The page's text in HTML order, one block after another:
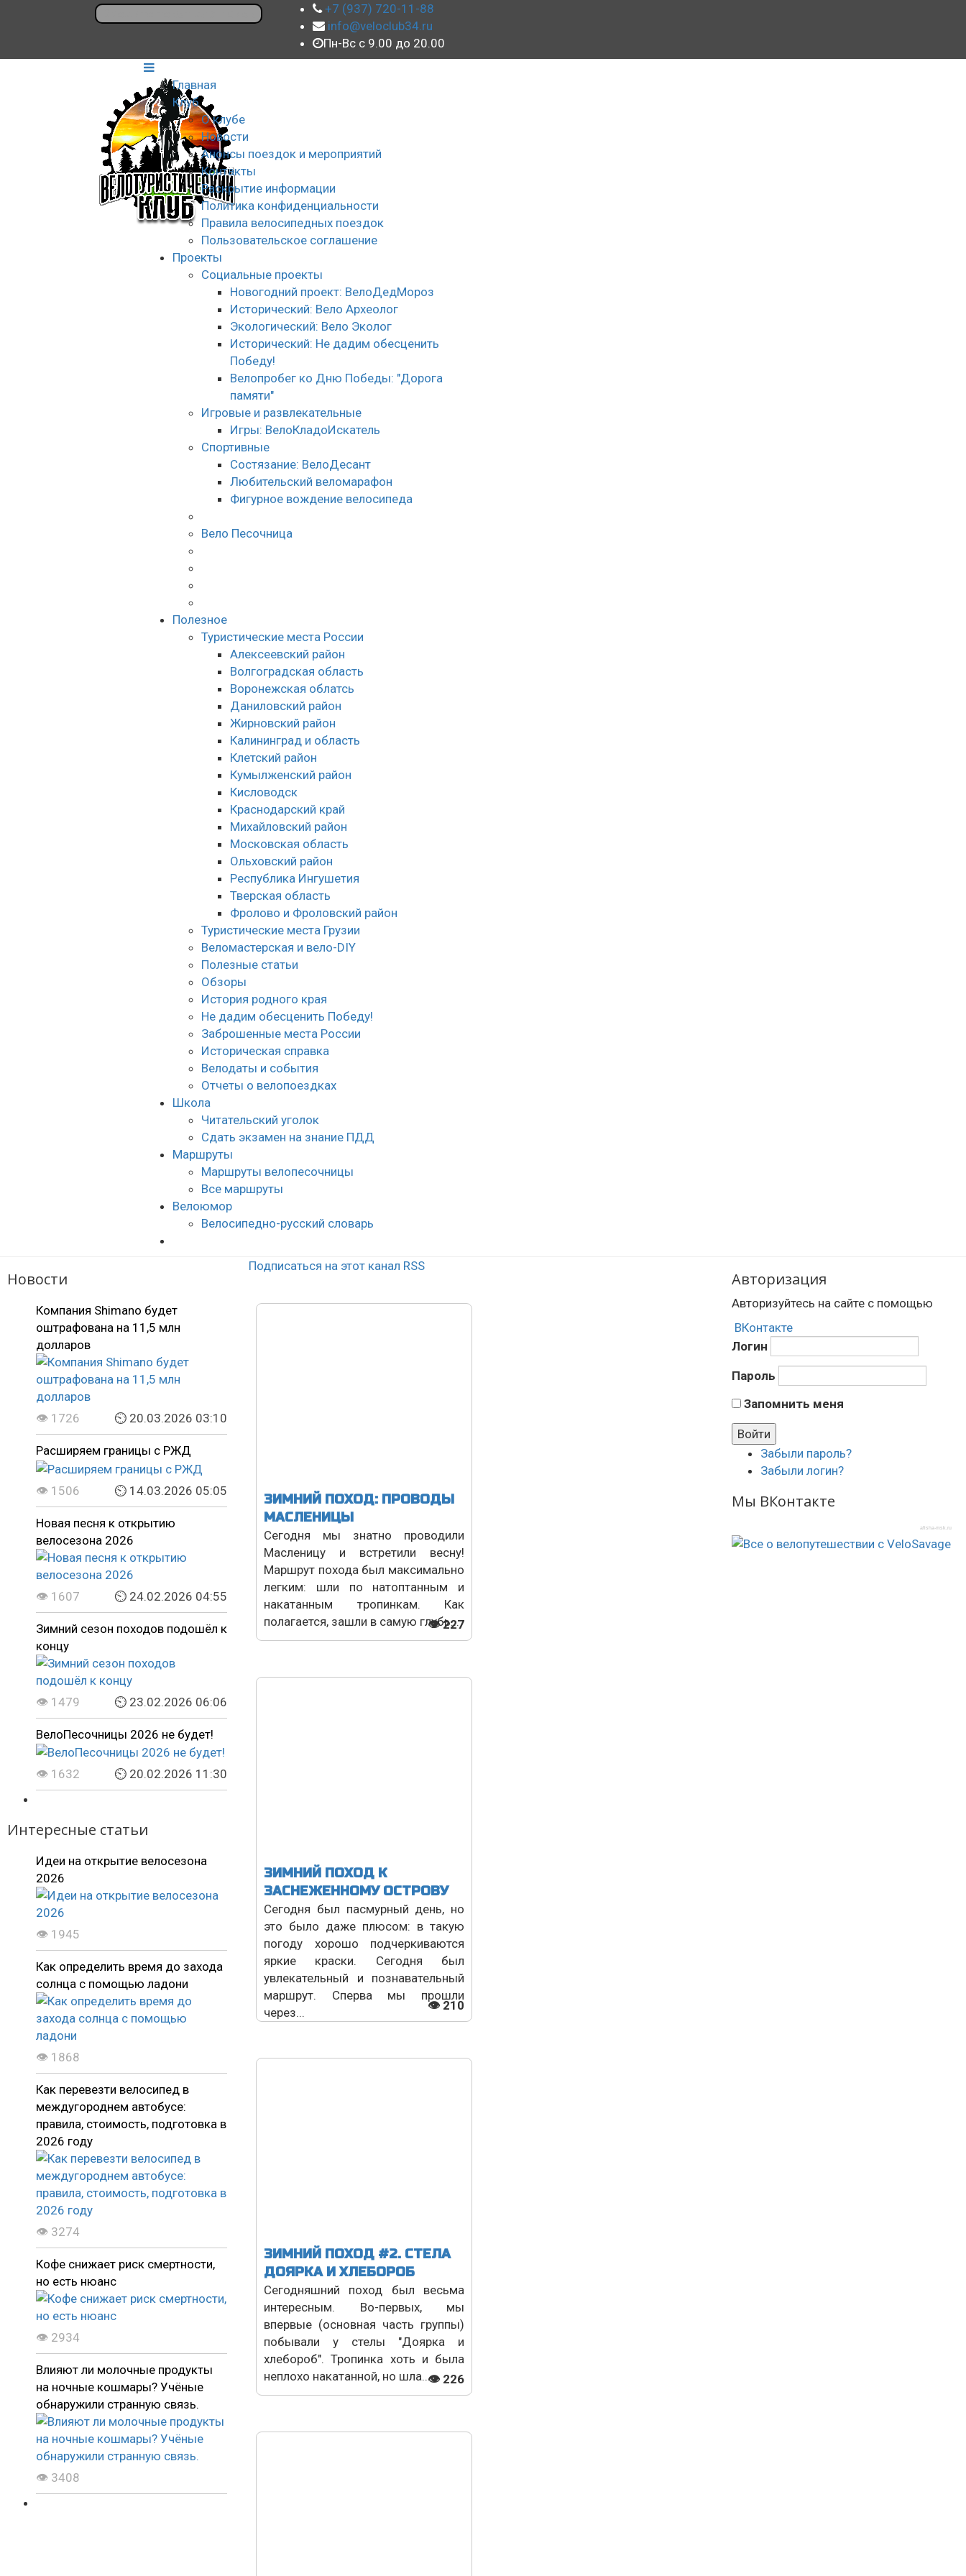
+7 (937) 720-11-88
info@veloclub34.ru
Пн-Вс с 9.00 до 20.00
Главная
Клуб
О клубе
Новости
Анонсы поездок и мероприятий
Контакты
Раскрытие информации
Политика конфиденциальности
Правила велосипедных поездок
Пользовательское соглашение
Проекты
Социальные проекты
Новогодний проект: ВелоДедМороз
Исторический: Вело Археолог
Экологический: Вело Эколог
Исторический: Не дадим обесценить
Победу!
Велопробег ко Дню Победы: "Дорога
памяти"
Игровые и развлекательные
Игры: ВелоКладоИскатель
Спортивные
Состязание: ВелоДесант
Любительский веломарафон
Фигурное вождение велосипеда
Вело Песочница
Полезное
Туристические места России
Алексеевский район
Волгоградская облаcть
Воронежская облатсь
Даниловский район
Жирновский район
Калининград и область
Клетский район
Кумылженский район
Кисловодск
Краснодарский край
Михайловский район
Московская область
Ольховский район
Республика Ингушетия
Тверская область
Фролово и Фроловский район
Туристические места Грузии
Веломастерская и вело-DIY
Полезные статьи
Обзоры
История родного края
Не дадим обесценить Победу!
Заброшенные места России
Историческая справка
Велодаты и события
Отчеты о велопоездках
Школа
Читательский уголок
Сдать экзамен на знание ПДД
Маршруты
Маршруты велопесочницы
Все маршруты
Велоюмор
Велосипедно-русский словарь
Новости
Компания Shimano будет
оштрафована на 11,5 млн
долларов
👁 1726 ⏲ 20.03.2026 03:10
Расширяем границы с РЖД
👁 1506 ⏲ 14.03.2026 05:05
Новая песня к открытию
велосезона 2026
👁 1607 ⏲ 24.02.2026 04:55
Зимний сезон походов подошёл к
концу
👁 1479 ⏲ 23.02.2026 06:06
ВелоПесочницы 2026 не будет!
👁 1632 ⏲ 20.02.2026 11:30
Интересные статьи
Идеи на открытие велосезона
2026
👁 1945
Как определить время до захода
солнца с помощью ладони
👁 1868
Как перевезти велосипед в
междугороднем автобусе:
правила, стоимость, подготовка в
2026 году
👁 3274
Кофе снижает риск смертности,
но есть нюанс
👁 2934
Влияют ли молочные продукты
на ночные кошмары? Учёные
обнаружили странную связь.
👁 3408
Подписаться на этот канал RSS
ЗИМНИЙ ПОХОД: ПРОВОДЫ
МАСЛЕНИЦЫ
Сегодня мы знатно проводили
Масленицу и встретили весну!
Маршрут похода был максимально
легким: шли по натоптанным и
накатанным тропинкам. Как
полагается, зашли в самую глубь...
👁 227
ЗИМНИЙ ПОХОД К
ЗАСНЕЖЕННОМУ ОСТРОВУ
Сегодня был пасмурный день, но
это было даже плюсом: в такую
погоду хорошо подчеркиваются
яркие краски. Сегодня был
увлекательный и познавательный
маршрут. Сперва мы прошли
через...
👁 210
ЗИМНИЙ ПОХОД #2. СТЕЛА
ДОЯРКА И ХЛЕБОРОБ
Сегодняшний поход был весьма
интересным. Во-первых, мы
впервые (основная часть группы)
побывали у стелы "Доярка и
хлебороб". Тропинка хоть и была
неплохо накатанной, но шла...👁 226
Авторизация
Авторизуйтесь на сайте с помощью
ВКонтакте
Логин
Пароль
Запомнить меня
Забыли пароль?
Забыли логин?
Мы ВКонтакте
afisha-msk.ru